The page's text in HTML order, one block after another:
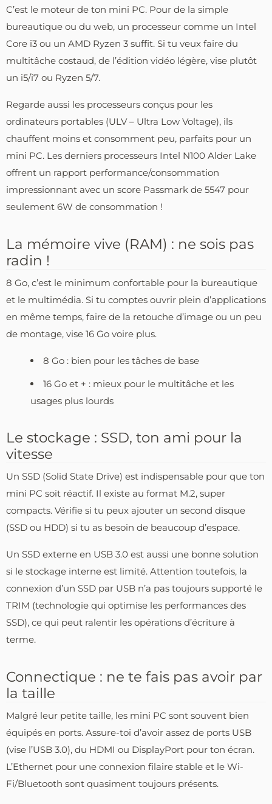
C’est le moteur de ton mini PC. Pour de la simple
bureautique ou du web, un processeur comme un Intel
Core i3 ou un AMD Ryzen 3 suffit. Si tu veux faire du
multitâche costaud, de l’édition vidéo légère, vise plutôt
un i5/i7 ou Ryzen 5/7.
Regarde aussi les processeurs conçus pour les
ordinateurs portables (ULV – Ultra Low Voltage), ils
chauffent moins et consomment peu, parfaits pour un
mini PC. Les derniers processeurs Intel N100 Alder Lake
offrent un rapport performance/consommation
impressionnant avec un score Passmark de 5547 pour
seulement 6W de consommation !
La mémoire vive (RAM) : ne sois pas
radin !
8 Go, c’est le minimum confortable pour la bureautique
et le multimédia. Si tu comptes ouvrir plein d’applications
en même temps, faire de la retouche d’image ou un peu
de montage, vise 16 Go voire plus.
8 Go : bien pour les tâches de base
16 Go et + : mieux pour le multitâche et les
usages plus lourds
Le stockage : SSD, ton ami pour la
vitesse
Un SSD (Solid State Drive) est indispensable pour que ton
mini PC soit réactif. Il existe au format M.2, super
compacts. Vérifie si tu peux ajouter un second disque
(SSD ou HDD) si tu as besoin de beaucoup d’espace.
Un SSD externe en USB 3.0 est aussi une bonne solution
si le stockage interne est limité. Attention toutefois, la
connexion d’un SSD par USB n’a pas toujours supporté le
TRIM (technologie qui optimise les performances des
SSD), ce qui peut ralentir les opérations d’écriture à
terme.
Connectique : ne te fais pas avoir par
la taille
Malgré leur petite taille, les mini PC sont souvent bien
équipés en ports. Assure-toi d’avoir assez de ports USB
(vise l’USB 3.0), du HDMI ou DisplayPort pour ton écran.
L’Ethernet pour une connexion filaire stable et le Wi-
Fi/Bluetooth sont quasiment toujours présents.